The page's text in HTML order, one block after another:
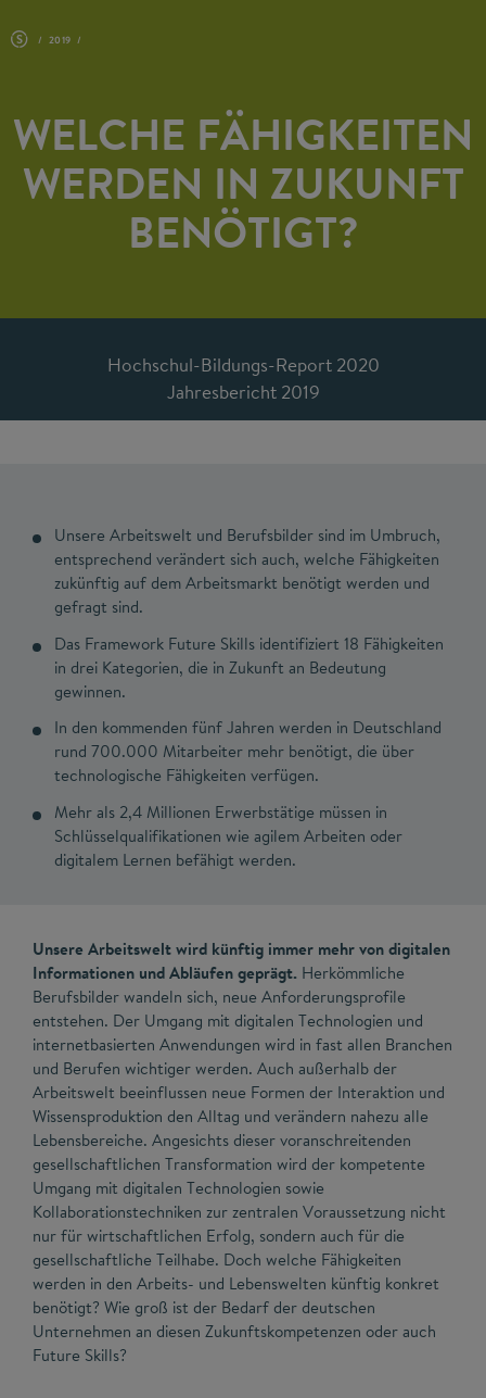
2019
WELCHE FÄHIGKEITEN
WERDEN IN ZUKUNFT
BENÖTIGT?
Hochschul-Bildungs-Report 2020
​Jahresbericht 2019
Unsere Arbeitswelt und Berufsbilder sind im Umbruch,
entsprechend verändert sich auch, welche Fähigkeiten
zukünftig auf dem Arbeitsmarkt benötigt werden und
gefragt sind.
Das Framework Future Skills identifiziert 18 Fähigkeiten
in drei Kategorien, die in Zukunft an Bedeutung
gewinnen.
In den kommenden fünf Jahren werden in Deutschland
rund 700.000 Mitarbeiter mehr benötigt, die über
technologische Fähigkeiten verfügen.
Mehr als 2,4 Millionen Erwerbstätige müssen in
Schlüsselqualifikationen wie agilem Arbeiten oder
digitalem Lernen befähigt werden.
Unsere Arbeitswelt wird künftig immer mehr von digitalen
Informationen und Abläufen geprägt. Herkömmliche
Berufsbilder wandeln sich, neue Anforderungsprofile
entstehen. Der Umgang mit digitalen Technologien und
internetbasierten Anwendungen wird in fast allen Branchen
und Berufen wichtiger werden. Auch außerhalb der
Arbeitswelt beeinflussen neue Formen der Interaktion und
Wissensproduktion den Alltag und verändern nahezu alle
Lebensbereiche. Angesichts dieser voranschreitenden
gesellschaftlichen Transformation wird der kompetente
Umgang mit digitalen Technologien sowie
Kollaborationstechniken zur zentralen Voraussetzung nicht
nur für wirtschaftlichen Erfolg, sondern auch für die
gesellschaftliche Teilhabe. Doch welche Fähigkeiten
werden in den Arbeits- und Lebenswelten künftig konkret
benötigt? Wie groß ist der Bedarf der deutschen
Unternehmen an diesen Zukunftskompetenzen oder auch
Future Skills?